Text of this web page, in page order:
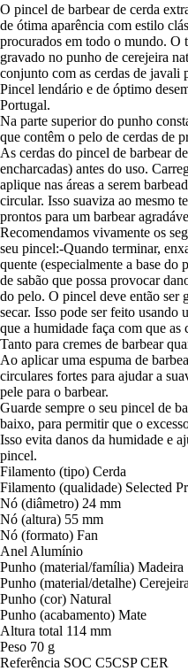
O pincel de barbear de cerda
de ótima aparência com estilo
procurados em todo o mundo. O
gravado no punho de cerejeira
conjunto com as cerdas de javali
Pincel lendário e de óptimo
Portugal.
Na parte superior do punho
que contêm o pelo de cerdas de
As cerdas do pincel de barbear
encharcadas) antes do uso.
aplique nas áreas a serem
circular. Isso suaviza ao mesmo
prontos para um barbear
Recomendamos vivamente os
seu pincel:-Quando terminar,
quente (especialmente a base do
de sabão que possa provocar
do pelo. O pincel deve então ser
secar. Isso pode ser feito usando
que a humidade faça com que as
Tanto para cremes de barbear
Ao aplicar uma espuma de
circulares fortes para ajudar a
pele para o barbear.
Guarde sempre o seu pincel de
baixo, para permitir que o
Isso evita danos da humidade e
pincel.
Filamento (tipo) Cerda
Filamento (qualidade) Selected
Nó (diâmetro) 24 mm
Nó (altura) 55 mm
Nó (formato) Fan
Anel Alumínio
Punho (material/família) Madeira
Punho (material/detalhe) Cerejeira
Punho (cor) Natural
Punho (acabamento) Mate
Altura total 114 mm
Peso 70 g
Referência SOC C5CSP CER